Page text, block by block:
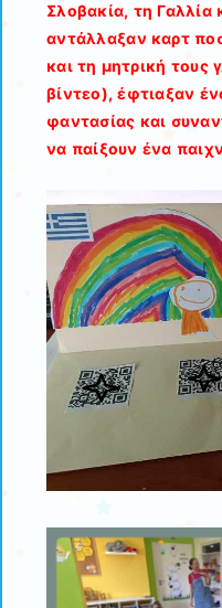
Σλοβακία, τη Γαλλία
αντάλλαξαν καρτ
και τη μητρική
βίντεο), έφτιαξαν
φαντασίας και
να παίξουν ένα